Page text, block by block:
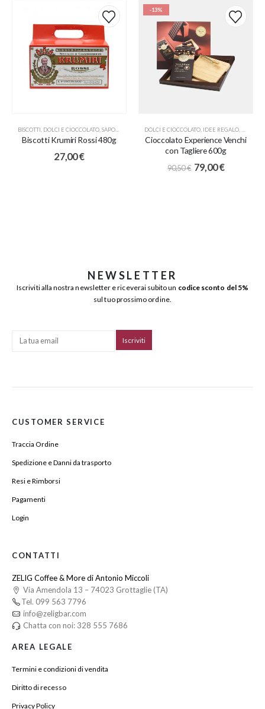
BISCOTTI DOLCI E CIOCCOLATO SAPORI D'ECCELLENZA
Biscotti Krumiri Rossi 480g
27,00€
-13%
DOLCI E CIOCCOLATO IDEE REGALO
Cioccolato Experience Venchi
con Tagliere 600g
90,50€ 79,00€
NEWSLETTER
Iscriviti alla nostra newsletter e riceverai subito un codice sconto del 5%
sul tuo prossimo ordine.
CUSTOMER SERVICE
Traccia Ordine
Spedizione e Danni da trasporto
Resi e Rimborsi
Pagamenti
Login
CONTATTI
ZELIG Coffee & More di Antonio Miccoli
Via Amendola 13 – 74023 Grottaglie (TA)
Tel. 099 563 7796
info@zeligbar.com
Chatta con noi: 328 555 7686
AREA LEGALE
Termini e condizioni di vendita
Diritto di recesso
Privacy Policy